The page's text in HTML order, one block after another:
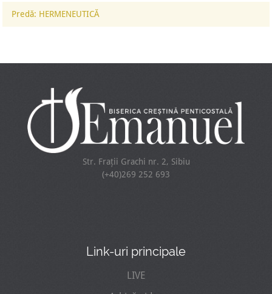
Predă: HERMENEUTICĂ
Str. Frații Grachi nr. 2, Sibiu
(+40)269 252 693
Link-uri principale
LIVE